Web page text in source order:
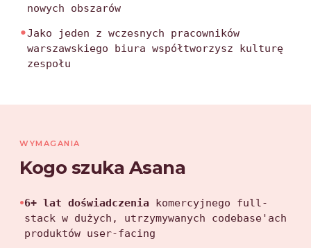
nowych obszarów
•Jako jeden z wczesnych pracowników
warszawskiego biura współtworzysz kulturę
zespołu
WYMAGANIA
Kogo szuka Asana
•6+ lat doświadczenia komercyjnego full-
stack w dużych, utrzymywanych codebase'ach
produktów user-facing